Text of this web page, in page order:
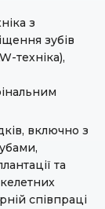
з
зубів
техніка),
включно з
та
співпраці